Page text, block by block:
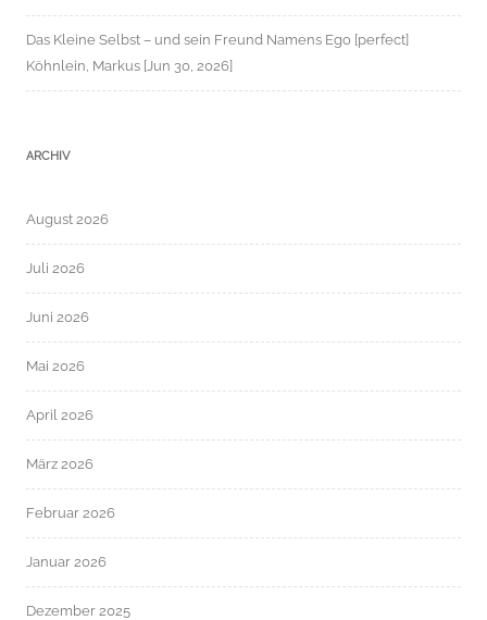
Das Kleine Selbst – und sein Freund Namens Ego [perfect]
Köhnlein, Markus [Jun 30, 2026]
ARCHIV
August 2026
Juli 2026
Juni 2026
Mai 2026
April 2026
März 2026
Februar 2026
Januar 2026
Dezember 2025